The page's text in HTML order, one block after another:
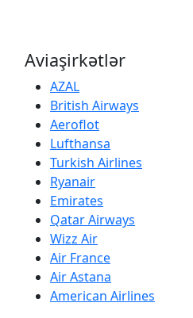
Aviaşirkətlər
AZAL
British Airways
Aeroflot
Lufthansa
Turkish Airlines
Ryanair
Emirates
Qatar Airways
Wizz Air
Air France
Air Astana
American Airlines